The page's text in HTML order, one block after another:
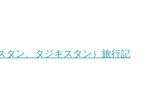
タン、タジキスタン）旅行記